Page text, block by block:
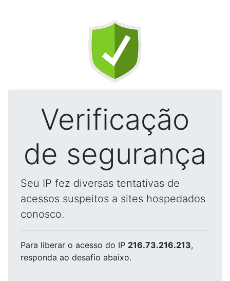
Verificação
de segurança
Seu IP fez diversas tentativas de
acessos suspeitos a sites hospedados
conosco.
Para liberar o acesso do IP 216.73.216.213,
responda ao desafio abaixo.